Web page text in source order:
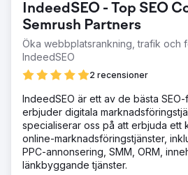
IndeedSEO - Top SEO
Semrush Partners
Öka webbplatsrankning, trafik och
IndeedSEO
2 recensioner
IndeedSEO är ett av de bästa
erbjuder digitala
specialiserar oss på att erbjuda ett
online-marknadsföringstjänster,
PPC-annonsering, SMM, ORM,
länkbyggande tjänster.